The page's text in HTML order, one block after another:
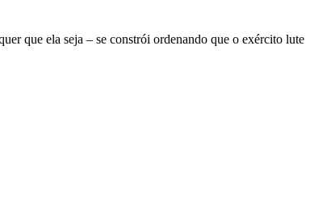
que ela seja – se constrói ordenando que o exército lute